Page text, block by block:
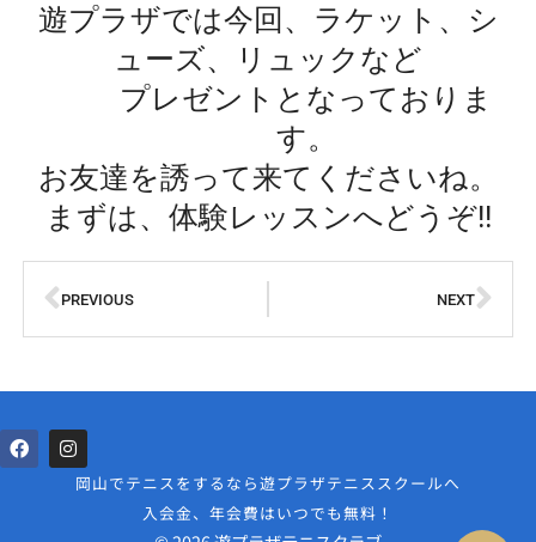
遊プラザでは今回、ラケット、シ
ューズ、リュックなど
プレゼントとなっておりま
す。
お友達を誘って来てくださいね。
まずは、体験レッスンへどうぞ!!
PREVIOUS NEXT
岡山でテニスをするなら遊プラザテニススクールへ
入会金、年会費はいつでも無料！